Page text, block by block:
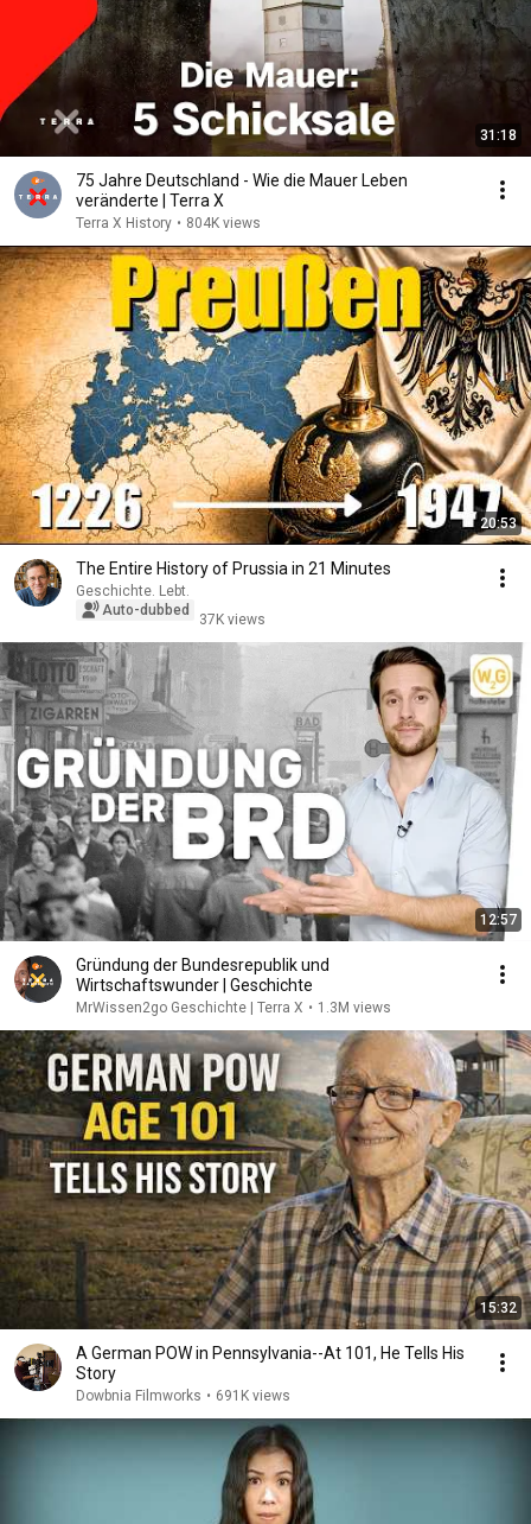
31:18
75 Jahre Deutschland - Wie die Mauer Leben
veränderte | Terra X
Terra X History • 804K views
20:53
The Entire History of Prussia in 21 Minutes
Geschichte. Lebt.
Auto-dubbed
37K views
12:57
Gründung der Bundesrepublik und
Wirtschaftswunder | Geschichte
MrWissen2go Geschichte | Terra X • 1.3M views
15:32
A German POW in Pennsylvania--At 101, He Tells His
Story
Dowbnia Filmworks • 691K views